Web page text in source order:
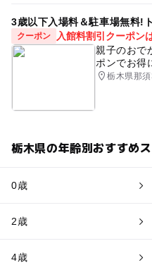
3歳以下入場料＆駐車場無料!
クーポン
入館料割引クーポン
親子のおで
ポンでお得
栃木県那
栃木県の年齢別おすすめ
0歳
2歳
4歳